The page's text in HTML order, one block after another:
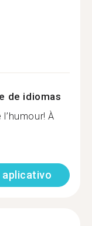
de idiomas
À
aplicativo